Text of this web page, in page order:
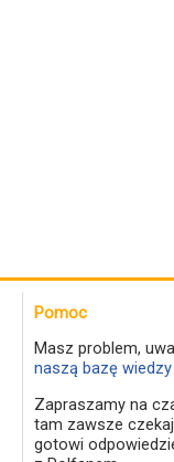
Pomoc
Masz problem,
naszą bazę
Zapraszamy na
tam zawsze
gotowi